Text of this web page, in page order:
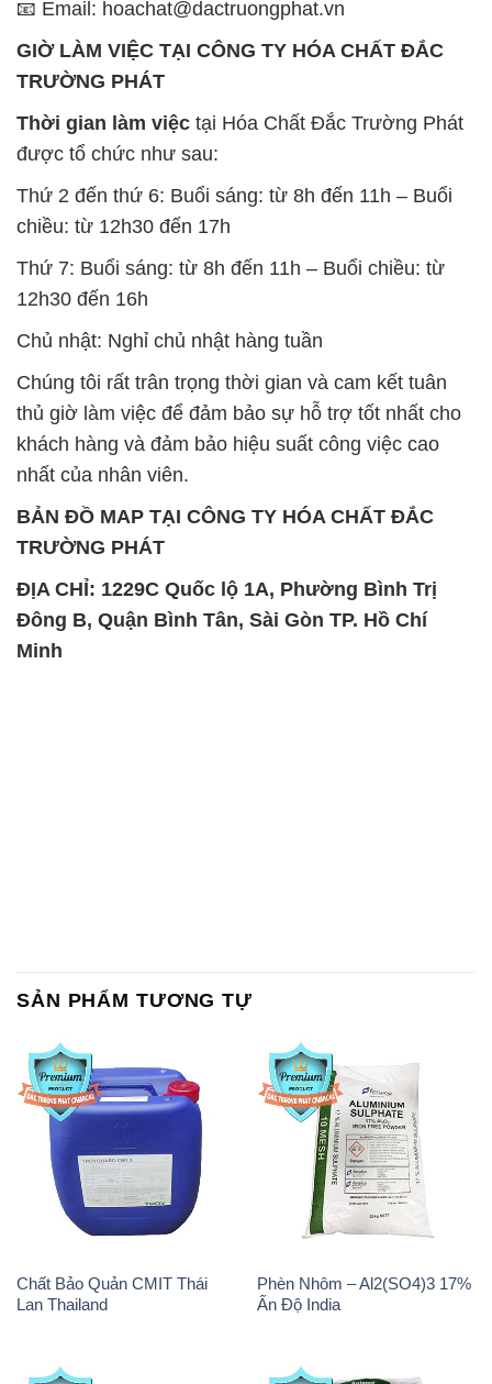
được tổ chức như sau:
Thứ 2 đến thứ 6: Buổi sáng: từ 8h đến 11h – Buổi
chiều: từ 12h30 đến 17h
Thứ 7: Buổi sáng: từ 8h đến 11h – Buổi chiều: từ
12h30 đến 16h
Chủ nhật: Nghỉ chủ nhật hàng tuần
thủ giờ làm việc để đảm bảo sự hỗ trợ tốt nhất cho
khách hàng và đảm bảo hiệu suất công việc cao
nhất của nhân viên.
BẢN ĐỒ MAP TẠI CÔNG TY HÓA CHẤT ĐẮC
TRƯỜNG PHÁT
ĐỊA CHỈ: 1229C Quốc lộ 1A, Phường Bình Trị
Đông B, Quận Bình Tân, Sài Gòn TP. Hồ Chí
Minh
Chất Bảo Quản CMIT Thái
Lan Thailand
Phèn Nhôm – Al2(SO4)3 17%
Ấn Độ India